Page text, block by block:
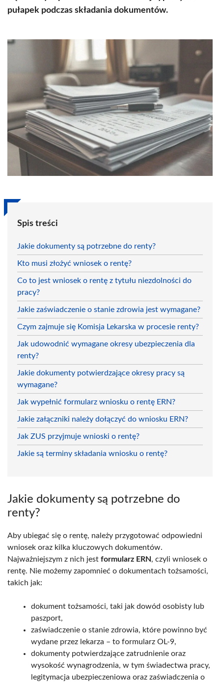
pułapek podczas składania dokumentów.
Spis treści
Jakie dokumenty są potrzebne do renty?
Kto musi złożyć wniosek o rentę?
Co to jest wniosek o rentę z tytułu niezdolności do
pracy?
Jakie zaświadczenie o stanie zdrowia jest wymagane?
Czym zajmuje się Komisja Lekarska w procesie renty?
Jak udowodnić wymagane okresy ubezpieczenia dla
renty?
Jakie dokumenty potwierdzające okresy pracy są
wymagane?
Jak wypełnić formularz wniosku o rentę ERN?
Jakie załączniki należy dołączyć do wniosku ERN?
Jak ZUS przyjmuje wnioski o rentę?
Jakie są terminy składania wniosku o rentę?
Jakie dokumenty są potrzebne do
renty?
Aby ubiegać się o rentę, należy przygotować odpowiedni
wniosek oraz kilka kluczowych dokumentów.
Najważniejszym z nich jest formularz ERN, czyli wniosek o
rentę. Nie możemy zapomnieć o dokumentach tożsamości,
takich jak:
dokument tożsamości, taki jak dowód osobisty lub
paszport,
zaświadczenie o stanie zdrowia, które powinno być
wydane przez lekarza – to formularz OL-9,
dokumenty potwierdzające zatrudnienie oraz
wysokość wynagrodzenia, w tym świadectwa pracy,
legitymacja ubezpieczeniowa oraz zaświadczenia o